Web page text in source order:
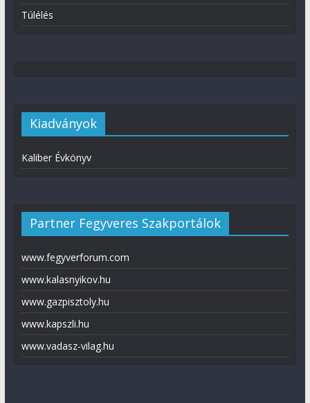
Túlélés
Kiadványok
Kaliber Évkönyv
Partner Fegyveres Szakportálok
www.fegyverforum.com
www.kalasnyikov.hu
www.gazpisztoly.hu
www.kapszli.hu
www.vadasz-vilag.hu